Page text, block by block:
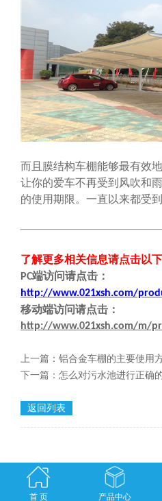
而且膜结构车棚能够最有效
让你的爱车不再受到风吹和
的使用期限。一直以来都受
了解更多相关信息请点击以
PC端访问请点击 ：
http://www.021xsh.com/
移动端访问请点击 ：
http://www.021xsh.com/m/
上一篇： 铝合金车棚的主要使用
下一篇： 怎么对污水池进行正确
返回列表
首 页 产品中心